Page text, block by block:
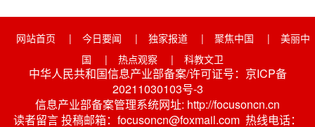
网站首页 | 今日要闻 | 独家报道 | 聚焦中国 |
美丽中
国
| 热点观察 | 科教文卫
中华人民共和国信息产业部备案/许可证号：京ICP备
20211030103号-3
信息产业部备案管理系统网址: http://focusoncn.cn
读者留言 投稿邮箱：focusoncn@foxmail.com 热线电话：